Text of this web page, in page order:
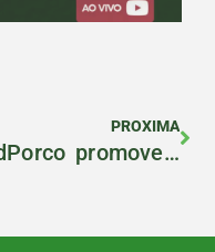
PROXIMA
PodPorco promoverá especial de dia dos pais com Bruno e Stella Vicari